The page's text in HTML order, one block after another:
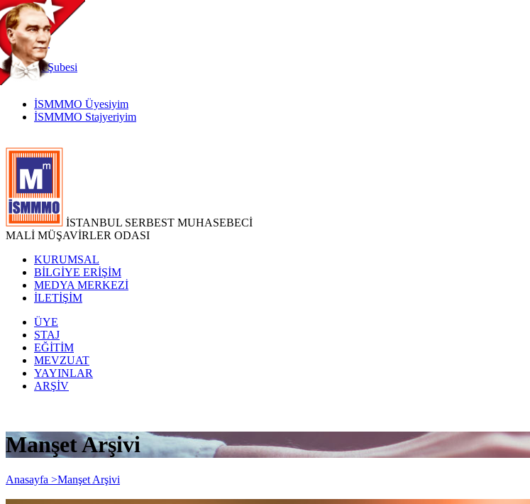
TR
|
EN
İnternetŞubesi
İSMMMO Üyesiyim
İSMMMO Stajyeriyim
İSTANBUL SERBEST MUHASEBECİ
MALİ MÜŞAVİRLER ODASI
KURUMSAL
BİLGİYE ERİŞİM
MEDYA MERKEZİ
İLETİŞİM
ÜYE
STAJ
EĞİTİM
MEVZUAT
YAYINLAR
ARŞİV
Manşet Arşivi
Anasayfa >Manşet Arşivi